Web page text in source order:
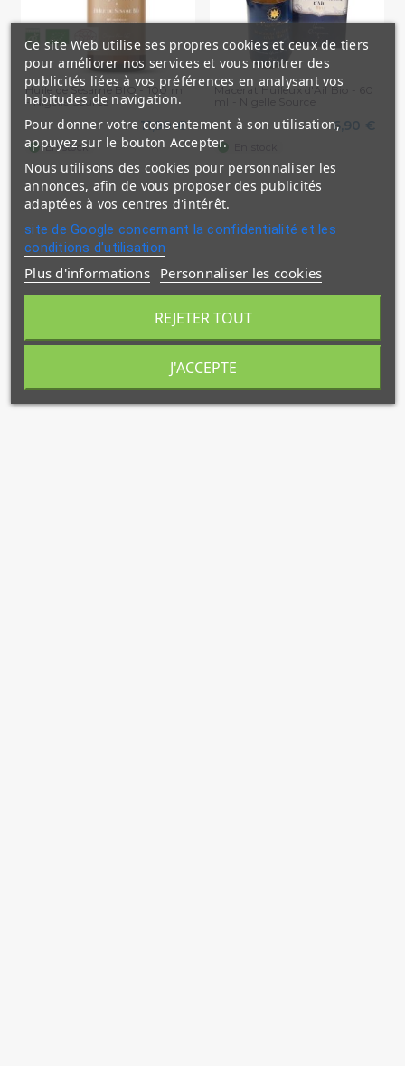
Huile de Sésame BIO - 100 ml
- Nigelle Source
11,90 €
En stock
Macérat Huileux d'Ail Bio - 60
6,90 €
Ce site Web utilise ses propres cookies et ceux de tiers
pour améliorer nos services et vous montrer des
publicités liées à vos préférences en analysant vos
habitudes de navigation.
Pour donner votre consentement à son utilisation,
appuyez sur le bouton Accepter.
Nous utilisons des cookies pour personnaliser les
annonces, afin de vous proposer des publicités
adaptées à vos centres d'intérêt.
site de Google concernant la confidentialité et les
conditions d'utilisation
Plus d'informations Personnaliser les cookies
REJETER TOUT
J'ACCEPTE